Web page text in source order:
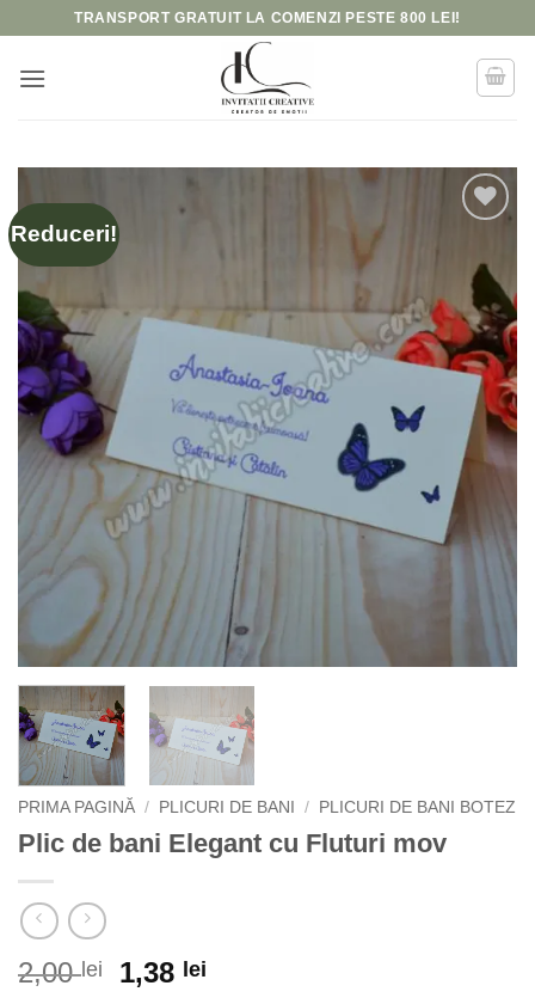
content
TRANSPORT GRATUIT LA COMENZI PESTE 800 LEI!
Reduceri!
wishlist
PRIMA PAGINĂ / PLICURI DE BANI / PLICURI DE BANI BOTEZ
Plic de bani Elegant cu Fluturi mov
2,00 lei
Prețul
1,38 lei